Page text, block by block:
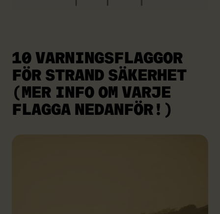
10 VARNINGSFLAGGOR
FÖR STRAND SÄKERHET
(MER INFO OM VARJE
FLAGGA NEDANFÖR!)